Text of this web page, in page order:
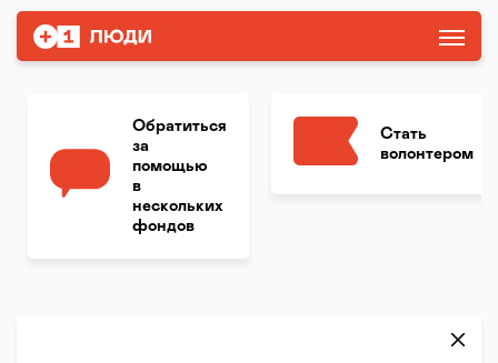
Обратиться
за
помощью
в
нескольких
фондов
Стать
волонтером